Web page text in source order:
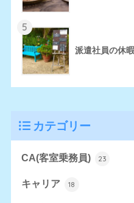
5
派遣社員の休
カテゴリー
CA(客室乗務員) 23
キャリア 18